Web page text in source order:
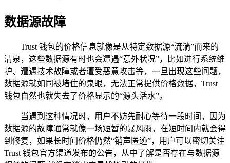
数据源故障
Trust 钱包的价格信息就像是从特定数据源“流淌”而来的
清泉，这些数据源有时也会遭遇“意外状况”，比如进行系统维
护、遭遇技术故障或者遭受恶意攻击等，一旦出现这些问题，
数据源就如同被堵住的泉眼，无法正常提供价格数据，Trust
钱包自然也就失去了价格显示的“源头活水”。
当遇到这种情况时，用户不妨先耐心等待一段时间，因为
数据源的故障通常就像一场短暂的暴风雨，在短时间内就会得
到修复，如果长时间价格仍然“销声匿迹”，用户可以密切关注
Trust 钱包官方渠道发布的公告，从中了解是否存在与数据源